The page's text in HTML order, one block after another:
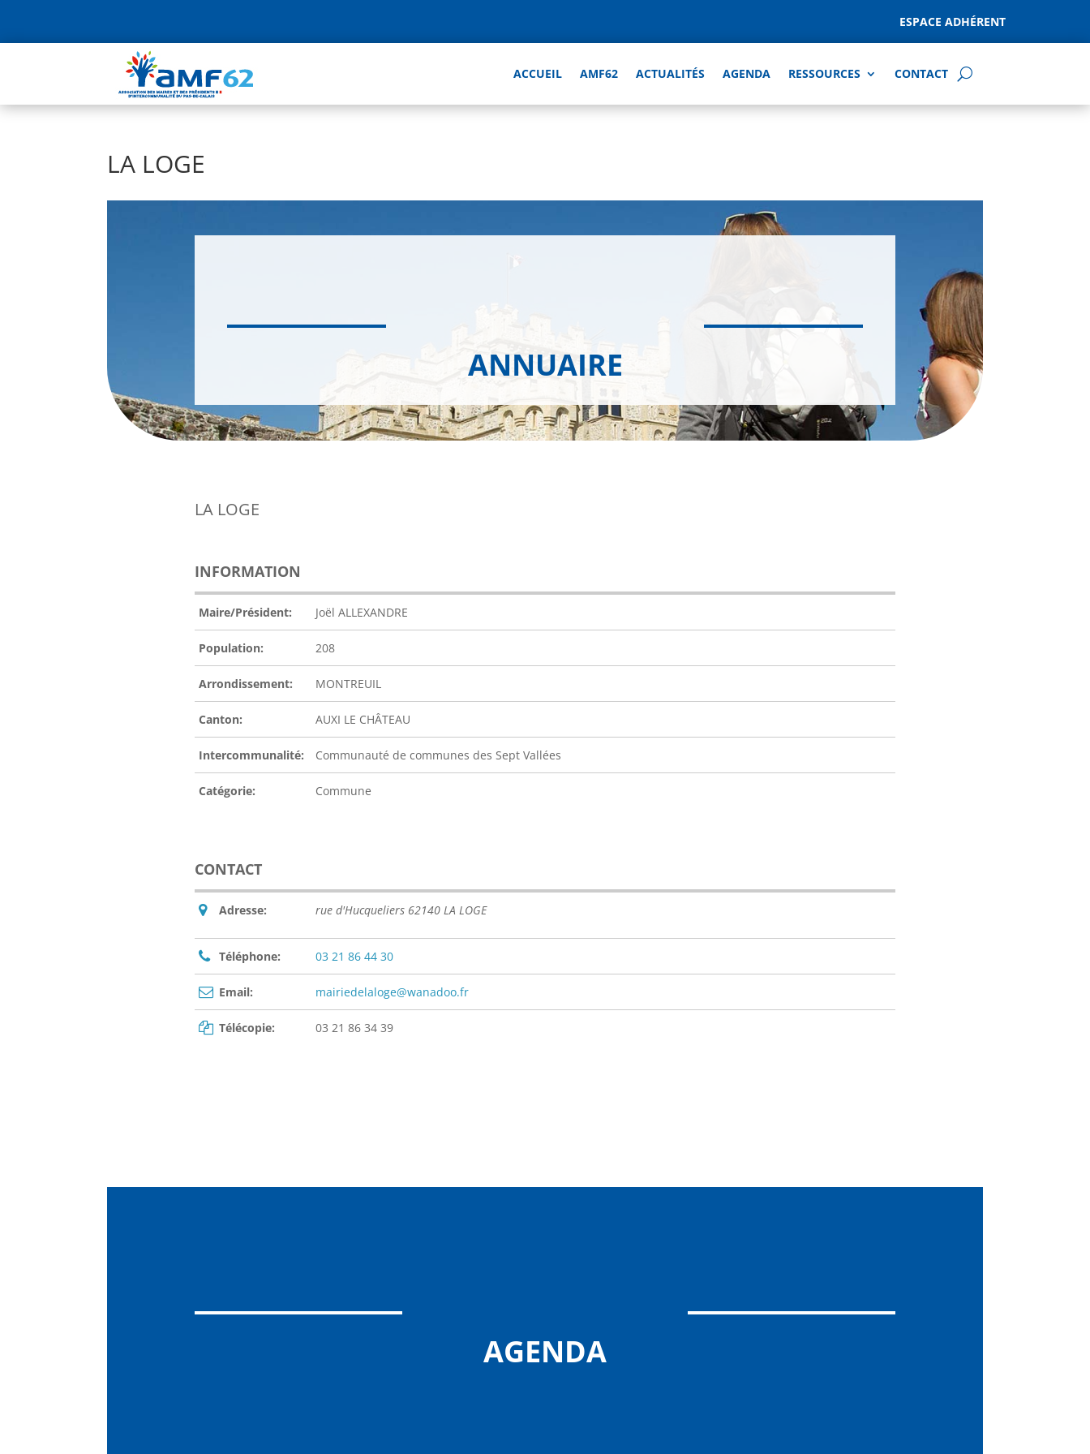
ESPACE ADHÉRENT
ACCUEIL AMF62 ACTUALITÉS AGENDA RESSOURCES CONTACT
LA LOGE
ANNUAIRE
LA LOGE
INFORMATION
Maire/Président: Joël ALLEXANDRE
Population: 208
Arrondissement: MONTREUIL
Canton: AUXI LE CHÂTEAU
Intercommunalité: Communauté de communes des Sept Vallées
Catégorie: Commune
CONTACT
Adresse: rue d'Hucqueliers 62140 LA LOGE
Téléphone: 03 21 86 44 30
Email: mairiedelaloge@wanadoo.fr
Télécopie: 03 21 86 34 39
AGENDA